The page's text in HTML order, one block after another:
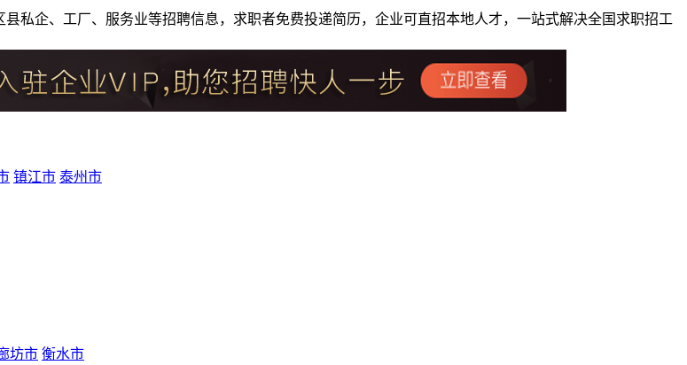
私企、工厂、服务业等招聘信息，求职者免费投递简历，企业可直招本地人才，一站式解决全国求职招工
镇江市 泰州市
坊市 衡水市